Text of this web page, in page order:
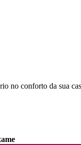
no conforto da sua